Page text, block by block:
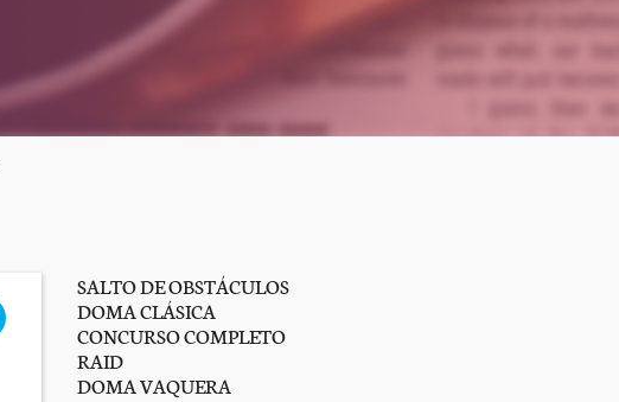
SALTO DE OBSTÁCULOS
DOMA CLÁSICA
CONCURSO COMPLETO
RAID
DOMA VAQUERA